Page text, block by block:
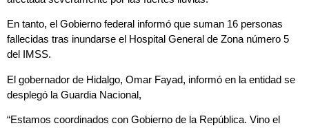
En tanto, el Gobierno federal informó que suman 16 personas
fallecidas tras inundarse el Hospital General de Zona número 5
del IMSS.
El gobernador de Hidalgo, Omar Fayad, informó en la entidad se
desplegó la Guardia Nacional,
“Estamos coordinados con Gobierno de la República. Vino el